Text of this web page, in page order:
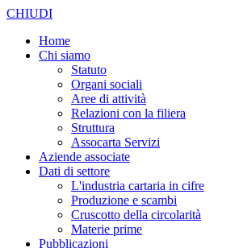
CHIUDI
Home
Chi siamo
Statuto
Organi sociali
Aree di attività
Relazioni con la filiera
Struttura
Assocarta Servizi
Aziende associate
Dati di settore
L'industria cartaria in cifre
Produzione e scambi
Cruscotto della circolarità
Materie prime
Pubblicazioni